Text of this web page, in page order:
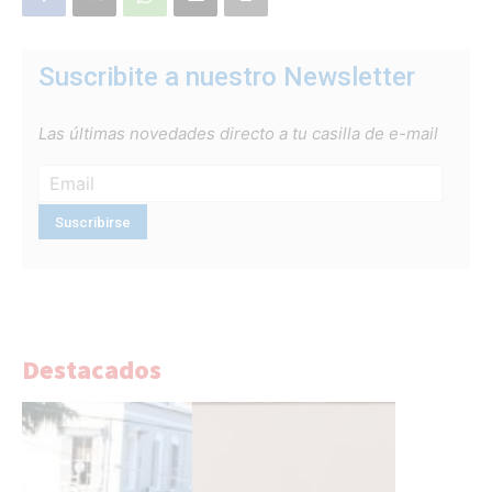
Suscribite a nuestro Newsletter
Las últimas novedades directo a tu casilla de e-mail
Destacados